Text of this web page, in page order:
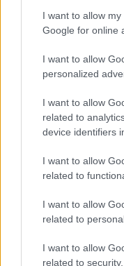
I want to allow
Google for online
I want to allow
personalized
I want to allow
related to
device identifiers
I want to allow
related to
I want to allow
related to
I want to allow
related to
CSI Bergamo: Tra
Personali
Francesca Lombardi · 29 Lug